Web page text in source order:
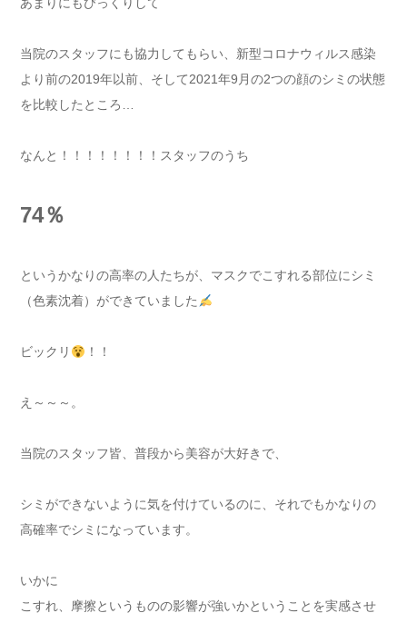
当院のスタッフにも協力してもらい、新型コロナウィルス感染
より前の2019年以前、そして2021年9月の2つの顔のシミの状態
を比較したところ…
なんと！！！！！！！！スタッフのうち
74％
というかなりの高率の人たちが、マスクでこすれる部位にシミ
（色素沈着）ができていました
ビックリ ！！
え～～～。
当院のスタッフ皆、普段から美容が大好きで、
シミができないように気を付けているのに、それでもかなりの
高確率でシミになっています。
いかに
こすれ、摩擦というものの影響が強いかということを実感させ